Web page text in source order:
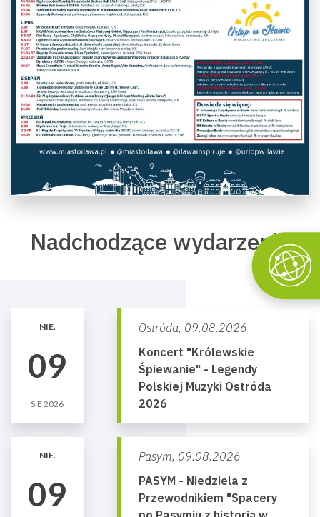
Nadchodzące wydarzenia
NIE.
09
SIE 2026
Ostróda, 09.08.2026
Koncert "Królewskie
Śpiewanie" - Legendy
Polskiej Muzyki Ostróda
2026
NIE.
09
Pasym, 09.08.2026
PASYM - Niedziela z
Przewodnikiem "Spacery